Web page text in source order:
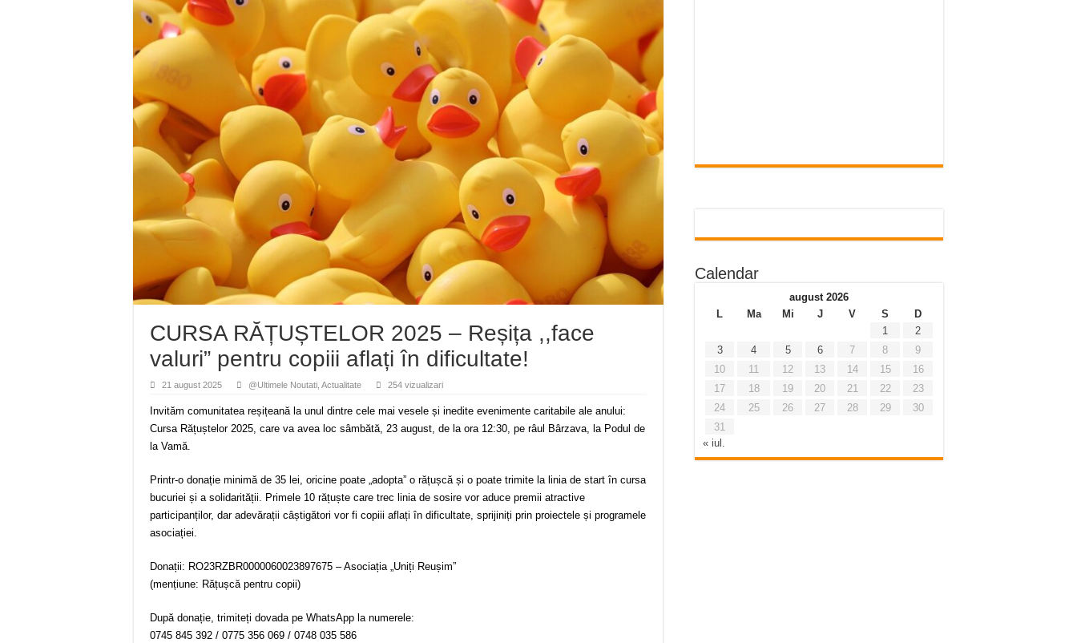
Miresme de lavandă, mentă și flori de vară și râsete de copii la Carașova VIDEO
ANUNȚ OPRIRE APĂ în Reșița – avarie – 04.08.2026 – str. Văliugului și Plastomet
ANUNŢ OPRIRE APĂ în CARANSEBEȘ – 04.08.2026 – avarie – Calea Severinului
ANUNŢ OPRIRE APĂ în CARANSEBEȘ avarie
ANUNȚ OPRIRE APĂ în Reșița, cartier Țerova – avarie – 04.08.2026
CURSA RĂȚUȘTELOR 2025 – Reșița ,,face
valuri” pentru copiii aflați în dificultate!
21 august 2025 @Ultimele Noutati Actualitate 254 vizualizari
Invităm comunitatea reșițeană la unul dintre cele mai vesele și inedite evenimente caritabile ale anului:
Cursa Rățuștelor 2025, care va avea loc sâmbătă, 23 august, de la ora 12:30, pe râul Bârzava, la Podul de
la Vamă.
Printr-o donație minimă de 35 lei, oricine poate „adopta” o rățușcă și o poate trimite la linia de start în cursa
bucuriei și a solidarității. Primele 10 rățuște care trec linia de sosire vor aduce premii atractive
participanților, dar adevărații câștigători vor fi copiii aflați în dificultate, sprijiniți prin proiectele și programele
asociației.
Donații: RO23RZBR0000060023897675 – Asociația „Uniți Reușim”
(mențiune: Rățușcă pentru copii)
După donație, trimiteți dovada pe WhatsApp la numerele:
0745 845 392 / 0775 356 069 / 0748 035 586
Calendar
august 2026
L
Ma Mi J V S
D
1
2
3
4 5 6 7 8
9
10
11 12 13 14 15
16
17
18 19 20 21 22
23
24
25 26 27 28 29
30
31
« iul.